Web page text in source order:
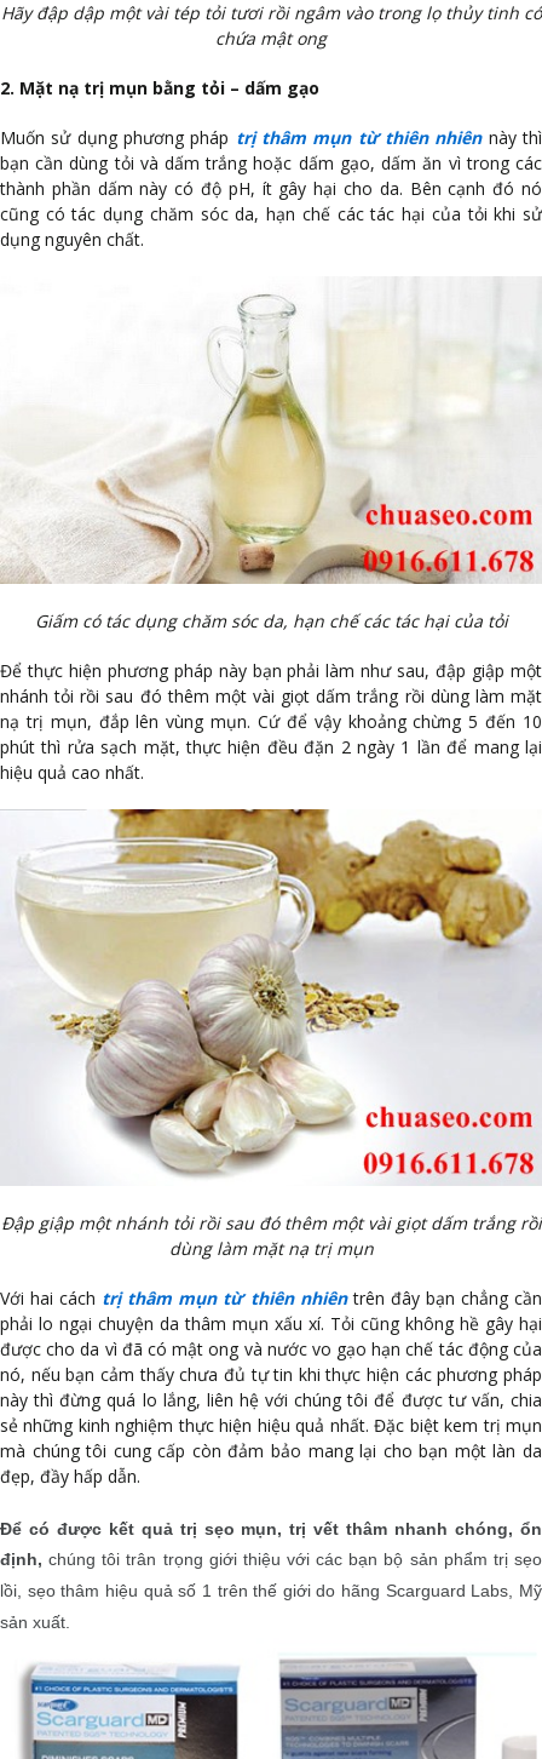
Hãy đập dập một vài tép tỏi tươi rồi ngâm vào trong lọ thủy tinh có
chứa mật ong
2. Mặt nạ trị mụn bằng tỏi – dấm gạo
Muốn sử dụng phương pháp trị thâm mụn từ thiên nhiênnày thì
bạn cần dùng tỏi và dấm trắng hoặc dấm gạo, dấm ăn vì trong các
thành phần dấm này có độ pH, ít gây hại cho da. Bên cạnh đó nó
cũng có tác dụng chăm sóc da, hạn chế các tác hại của tỏi khi sử
dụng nguyên chất.
Giấm có tác dụng chăm sóc da, hạn chế các tác hại của tỏi
Để thực hiện phương pháp này bạn phải làm như sau, đập giập một
nhánh tỏi rồi sau đó thêm một vài giọt dấm trắng rồi dùng làm mặt
nạ trị mụn, đắp lên vùng mụn. Cứ để vậy khoảng chừng 5 đến 10
phút thì rửa sạch mặt, thực hiện đều đặn 2 ngày 1 lần để mang lại
hiệu quả cao nhất.
Đập giập một nhánh tỏi rồi sau đó thêm một vài giọt dấm trắng rồi
dùng làm mặt nạ trị mụn
Với hai cách trị thâm mụn từ thiên nhiêntrên đây bạn chẳng cần
phải lo ngại chuyện da thâm mụn xấu xí. Tỏi cũng không hề gây hại
được cho da vì đã có mật ong và nước vo gạo hạn chế tác động của
nó, nếu bạn cảm thấy chưa đủ tự tin khi thực hiện các phương pháp
này thì đừng quá lo lắng, liên hệ với chúng tôi để được tư vấn, chia
sẻ những kinh nghiệm thực hiện hiệu quả nhất. Đặc biệt kem trị mụn
mà chúng tôi cung cấp còn đảm bảo mang lại cho bạn một làn da
đẹp, đầy hấp dẫn.
Để có được kết quả trị sẹo mụn, trị vết thâm nhanh chóng, ổn
định, chúng tôi trân trọng giới thiệu với các bạn bộ sản phẩm trị sẹo
lồi, sẹo thâm hiệu quả số 1 trên thế giới do hãng Scarguard Labs, Mỹ
sản xuất.